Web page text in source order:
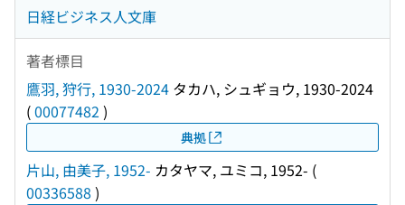
日経ビジネス人文庫
著者標目
鷹羽, 狩行, 1930-2024 タカハ, シュギョウ, 1930-2024
(00077482 )
典拠
片山, 由美子, 1952- カタヤマ, ユミコ, 1952- (
00336588 )